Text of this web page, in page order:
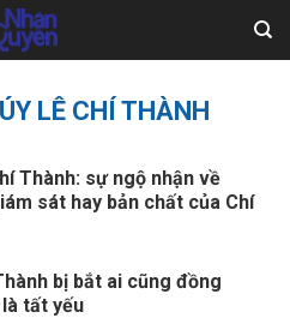
LÊ CHÍ THÀNH
Thành: sự ngộ nhận về
sát hay bản chất của Chí
bị bắt ai cũng đồng
tất yếu